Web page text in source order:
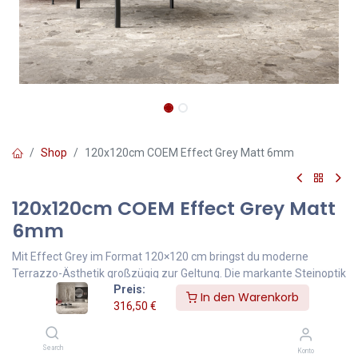
Preis:
316,50 €
In den Warenkorb
Search Konto
Shop 120x120cm COEM Effect Grey Matt 6mm
120x120cm COEM Effect Grey Matt
6mm
Mit Effect Grey im Format 120×120 cm bringst du moderne
Terrazzo-Ästhetik großzügig zur Geltung. Die markante Steinoptik
mit gebrochenen Fragmentstrukturen wirkt im XL-Format
besonders elegant und ruhig – ideal für weitläufige Räume,
offene Grundrisse oder minimalistische Einrichtungen.